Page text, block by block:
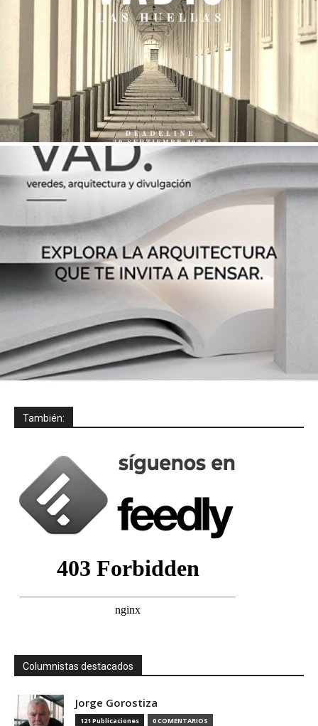
También:
Columnistas destacados
Jorge Gorostiza
121 Publicaciones 0 COMENTARIOS